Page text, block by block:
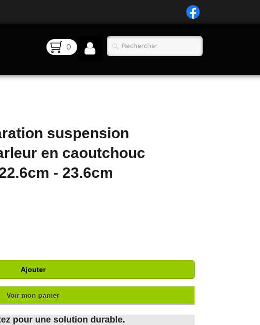
0
suspension
en caoutchouc
- 23.6cm
Ajouter
Voir mon panier
pour une solution durable.